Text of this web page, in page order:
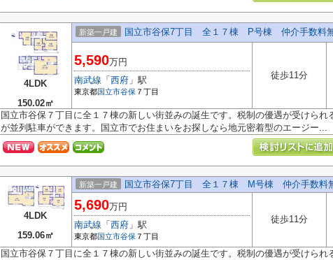
4LDK
150.02㎡
新築一戸建 国立市谷保7丁目 全１７棟 P号棟 仲介手数料
5,590万円
南武線 「 西府 」駅
東京都国立市谷保 ７丁目
徒歩11分
国立市谷保７丁目に全１７棟の新しい街並みの誕生です。税制の優遇が受けら
が並列駐車ができます。国立市でお住まいをお探しなら地元密着型のエージー...
4LDK
159.06㎡
新築一戸建 国立市谷保7丁目 全１７棟 M号棟 仲介手数料
5,690万円
南武線 「 西府 」駅
東京都国立市谷保 ７丁目
徒歩11分
国立市谷保７丁目に全１７棟の新しい街並みの誕生です。税制の優遇が受けられ